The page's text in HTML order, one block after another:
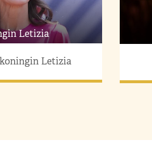
Letizia
Letizia